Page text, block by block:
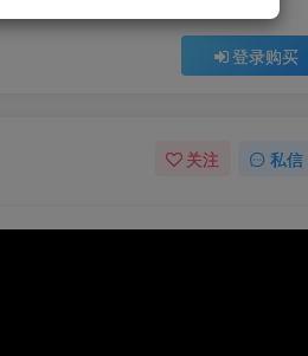
登录购买
关注 私信